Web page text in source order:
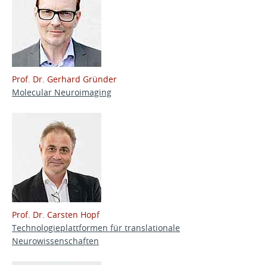
Prof. Dr. Gerhard Gründer
Molecular Neuroimaging
Prof. Dr. Carsten Hopf
Technologieplattformen für translationale
Neurowissenschaften